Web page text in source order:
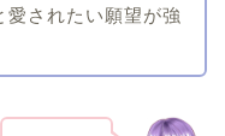
されたい願望が強